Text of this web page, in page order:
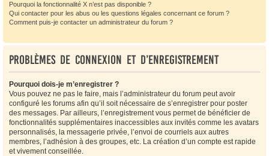
Pourquoi la fonctionnalité X n’est pas disponible ?
Qui contacter pour les abus ou les questions légales concernant ce forum ?
Comment puis-je contacter un administrateur du forum ?
Problèmes de connexion et d’enregistrement
Pourquoi dois-je m’enregistrer ?
Vous pouvez ne pas le faire, mais l’administrateur du forum peut avoir
configuré les forums afin qu’il soit nécessaire de s’enregistrer pour poster
des messages. Par ailleurs, l’enregistrement vous permet de bénéficier de
fonctionnalités supplémentaires inaccessibles aux invités comme les avatars
personnalisés, la messagerie privée, l’envoi de courriels aux autres
membres, l’adhésion à des groupes, etc. La création d’un compte est rapide
et vivement conseillée.